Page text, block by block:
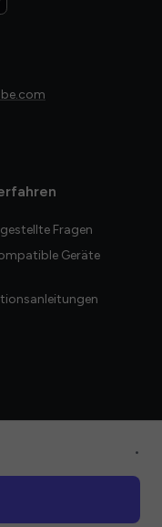
Fragen
Geräte
•